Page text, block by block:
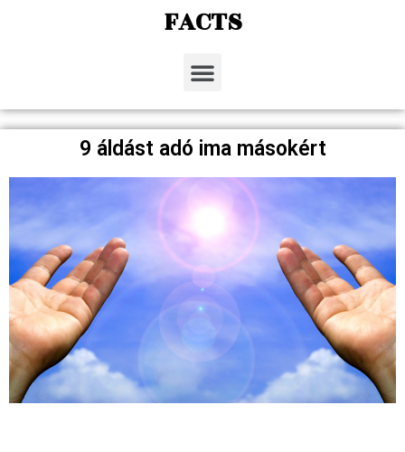
FACTS
9 áldást adó ima másokért